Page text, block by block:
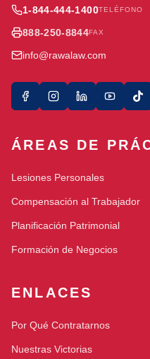
1-844-444-1400TELÉFONO
888-250-8844FAX
info@rawalaw.com
ÁREAS DE
Lesiones Personales
Compensación al Trabajador
Planificación Patrimonial
Formación de Negocios
ENLACES
Por Qué Contratarnos
Nuestras Victorias